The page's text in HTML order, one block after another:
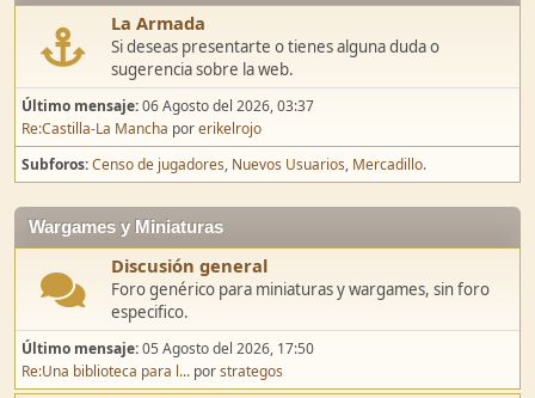
La Armada
Si deseas presentarte o tienes alguna duda o
sugerencia sobre la web.
Último mensaje:06 Agosto del 2026, 03:37
Re:Castilla-La Mancha porerikelrojo
Subforos Censo de jugadores Nuevos Usuarios Mercadillo.
Wargames y Miniaturas
Discusión general
Foro genérico para miniaturas y wargames, sin foro
especifico.
Último mensaje:05 Agosto del 2026, 17:50
Re:Una biblioteca para l... porstrategos